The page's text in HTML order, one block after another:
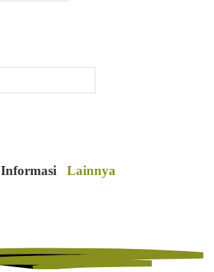
Informasi Lainnya